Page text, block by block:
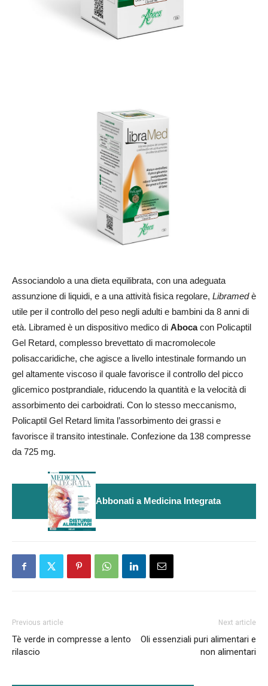
Associandolo a una dieta equilibrata, con una adeguata
assunzione di liquidi, e a una attività fisica regolare, Libramedè
utile per il controllo del peso negli adulti e bambini da 8 anni di
età. Libramed è un dispositivo medico di Abocacon Policaptil
Gel Retard, complesso brevettato di macromolecole
polisaccaridiche, che agisce a livello intestinale formando un
gel altamente viscoso il quale favorisce il controllo del picco
glicemico postprandiale, riducendo la quantità e la velocità di
assorbimento dei carboidrati. Con lo stesso meccanismo,
Policaptil Gel Retard limita l’assorbimento dei grassi e
favorisce il transito intestinale. Confezione da 138 compresse
da 725 mg.
Abbonati a Medicina Integrata
Previous article
Tè verde in compresse a lento
rilascio
Next article
Oli essenziali puri alimentari e
non alimentari